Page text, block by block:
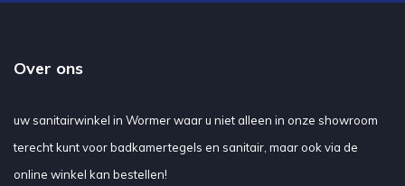
Over ons
uw sanitairwinkel in Wormer waar u niet alleen in onze showroom
terecht kunt voor badkamertegels en sanitair, maar ook via de
online winkel kan bestellen!